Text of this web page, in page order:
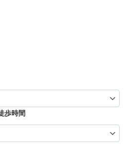
市・羽村市 (8)
市 (3)
(61)
市 ・高槻市・茨木市 (15)
市・岸和田市・守口市 (5)
市 (15)
市・伊丹市 (8)
西市 (4)
市 (16)
市・京田辺市・木津川市 (9)
岡市・舞鶴市 (4)
・生駒市・生駒郡 (21)
町・王寺町・大和高田市 (6)
市・宇陀市 (3)
歩時間